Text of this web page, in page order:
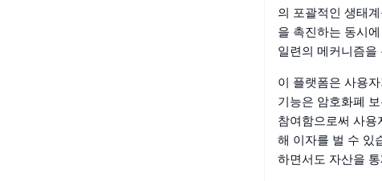
의 포괄적인 생태
을 촉진하는 동시
일련의 메커니즘을
이 플랫폼은 사용
기능은 암호화폐
참여함으로써 사
해 이자를 벌 수 있
하면서도 자산을